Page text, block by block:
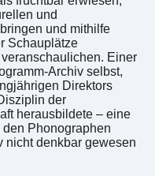
und
und mithilfe
Schauplätze
Einer
Archiv selbst,
Direktors
der
herausbildete – eine
Phonographen
nicht denkbar gewesen